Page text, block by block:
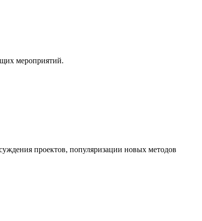
мероприятий.
проектов, популяризации новых методов